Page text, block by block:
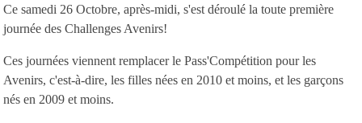
Ce samedi 26 Octobre, après-midi, s'est déroulé la toute première
journée des Challenges Avenirs!
Ces journées viennent remplacer le Pass'Compétition pour les
Avenirs, c'est-à-dire, les filles nées en 2010 et moins, et les garçons
nés en 2009 et moins.